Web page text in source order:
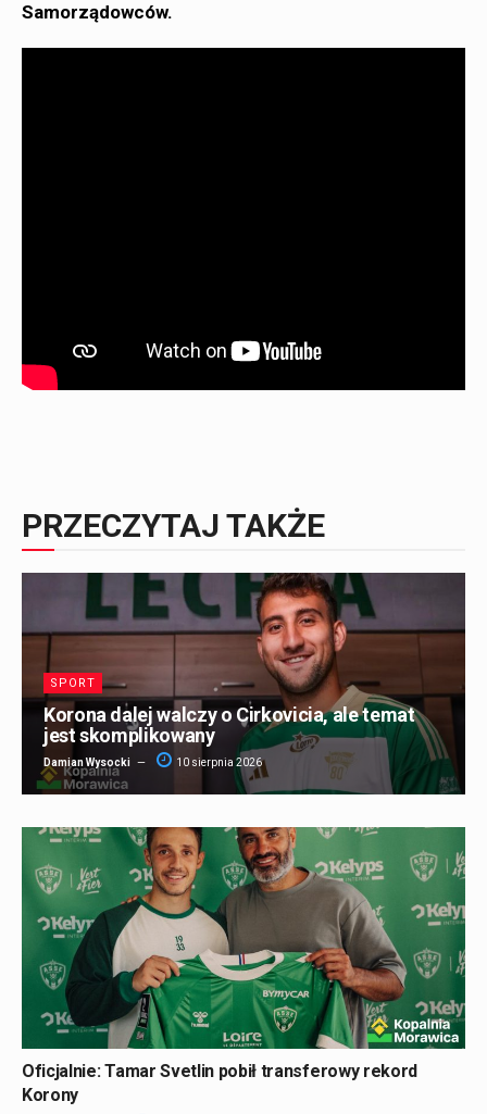
Samorządowców.
PRZECZYTAJ TAKŻE
SPORT
Korona dalej walczy o Cirkovicia, ale temat
jest skomplikowany
Damian Wysocki 10 sierpnia 2026
Oficjalnie: Tamar Svetlin pobił transferowy rekord
Korony